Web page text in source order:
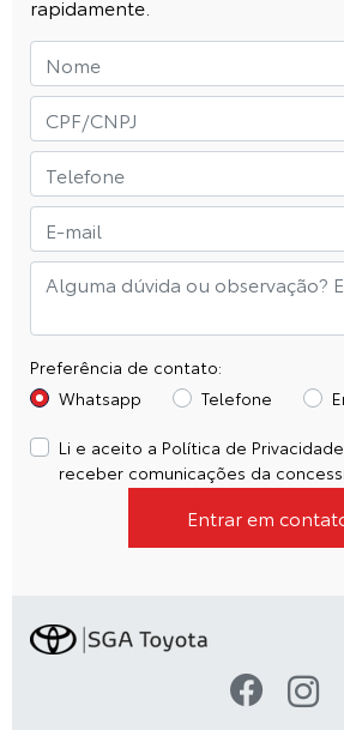
rapidamente.
Preferência de contato:
Whatsapp
Telefone
Li e aceito a Política de Privacidade
receber comunicações da
Entrar em